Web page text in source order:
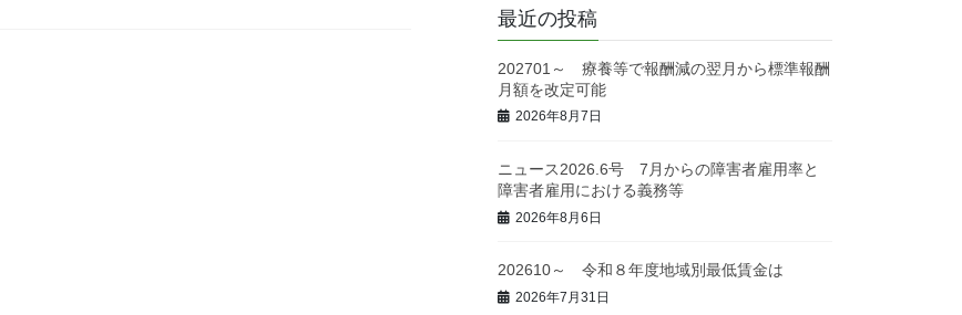
最近の投稿
202701～ 療養等で報酬減の翌月から標準報酬
月額を改定可能
2026年8月7日
ニュース2026.6号 7月からの障害者雇用率と
障害者雇用における義務等
2026年8月6日
202610～ 令和８年度地域別最低賃金は
2026年7月31日